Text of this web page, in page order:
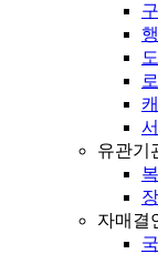
유관기
자매결